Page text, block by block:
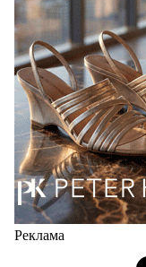
какой будет
Юбилейная
не просто новый
04.08.2026 525
Реклама